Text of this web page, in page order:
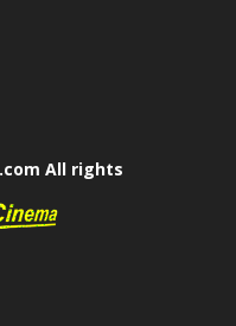
All rights